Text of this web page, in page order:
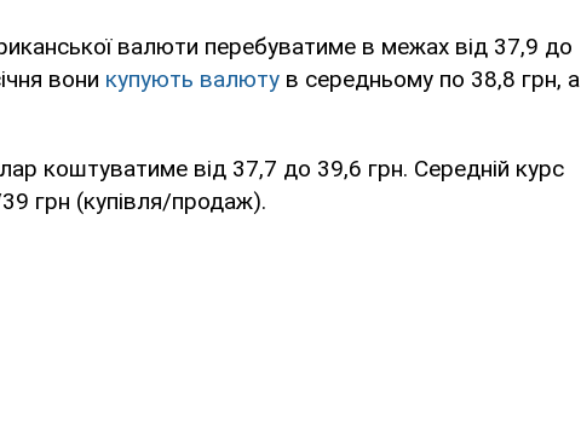
валюти перебуватиме в межах від 37,9 до
вони купують валюту в середньому по 38,8 грн, а
коштуватиме від 37,7 до 39,6 грн. Середній курс
грн (купівля/продаж).